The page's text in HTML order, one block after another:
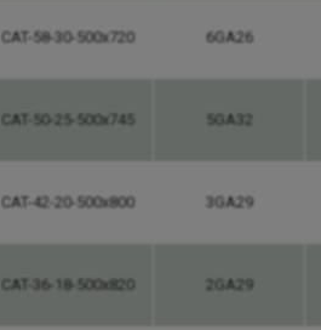
CAT-58-30-500x720 6GA26
CAT-50-25-500x745 5GA32
CAT-42-20-500x800 3GA29
CAT-36-18-500x820 2GA29